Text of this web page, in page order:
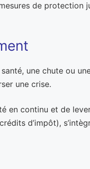
de protection
une chute ou
une crise.
en continu et de
d’impôt),